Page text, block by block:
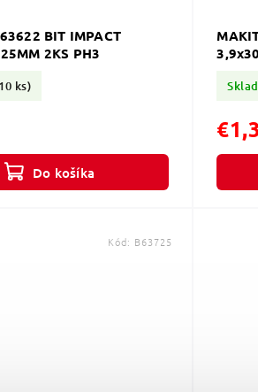
BIT IMPACT
2KS PH3
ks)
Do košíka
Kód: B63725